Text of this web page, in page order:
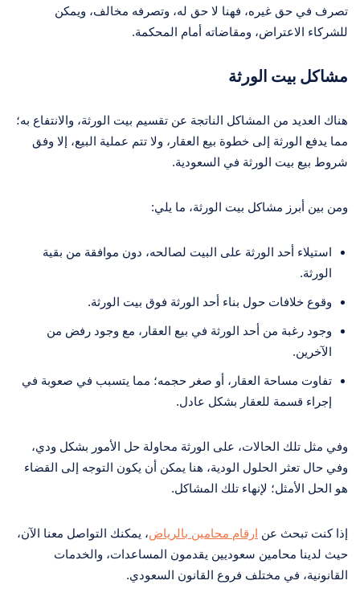
تصرف في حق غيره، فهنا لا حق له، وتصرفه مخالف، ويمكن
للشركاء الاعتراض، ومقاضاته أمام المحكمة.
مشاكل بيت الورثة
هناك العديد من المشاكل الناتجة عن تقسيم بيت الورثة، والانتفاع به؛
مما يدفع الورثة إلى خطوة بيع العقار، ولا تتم عملية البيع، إلا وفق
شروط بيع بيت الورثة في السعودية.
ومن بين أبرز مشاكل بيت الورثة، ما يلي:
استيلاء أحد الورثة على البيت لصالحه، دون موافقة من بقية
الورثة.
وقوع خلافات حول بناء أحد الورثة فوق بيت الورثة.
وجود رغبة من أحد الورثة في بيع العقار، مع وجود رفض من
الآخرين.
تفاوت مساحة العقار، أو صغر حجمه؛ مما يتسبب في صعوبة في
إجراء قسمة للعقار بشكل عادل.
وفي مثل تلك الحالات، على الورثة محاولة حل الأمور بشكل ودي،
وفي حال تعثر الحلول الودية، هنا يمكن أن يكون التوجه إلى القضاء
هو الحل الأمثل؛ لإنهاء تلك المشاكل.
إذا كنت تبحث عن ارقام محامين بالرياض، يمكنك التواصل معنا الآن،
حيث لدينا محامين سعوديين يقدمون المساعدات، والخدمات
القانونية، في مختلف فروع القانون السعودي.